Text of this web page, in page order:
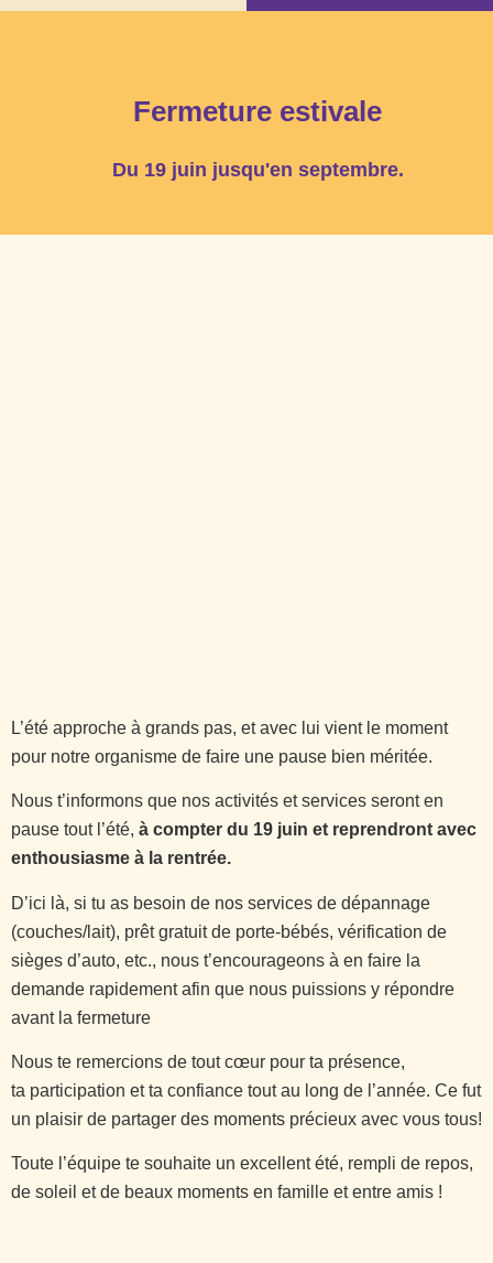
Fermeture estivale
Du 19 juin jusqu'en septembre.
L’été approche à grands pas, et avec lui vient le moment
pour notre organisme de faire une pause bien méritée.
Nous t’informons que nos activités et services seront en
pause tout l’été, à compter du 19 juin et reprendront avec
enthousiasme à la rentrée.
D’ici là, si tu as besoin de nos services de dépannage
(couches/lait), prêt gratuit de porte-bébés, vérification de
sièges d’auto, etc., nous t’encourageons à en faire la
demande rapidement afin que nous puissions y répondre
avant la fermeture
Nous te remercions de tout cœur pour ta présence,
ta participation et ta confiance tout au long de l’année. Ce fut
un plaisir de partager des moments précieux avec vous tous!
Toute l’équipe te souhaite un excellent été, rempli de repos,
de soleil et de beaux moments en famille et entre amis !